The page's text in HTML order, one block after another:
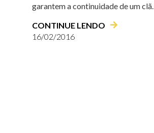
garantem a continuidade de um clã.
16/02/2016
CONTINUE LENDO